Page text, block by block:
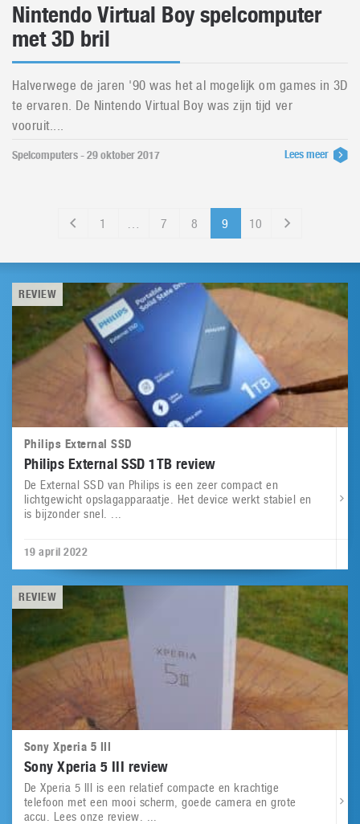
Nintendo Virtual Boy spelcomputer
met 3D bril
Halverwege de jaren '90 was het al mogelijk om games in 3D
te ervaren. De Nintendo Virtual Boy was zijn tijd ver
vooruit....
Spelcomputers - 29 oktober 2017 Lees meer
1 … 7 8 9 10
REVIEW
Philips External SSD
Philips External SSD 1TB review
De External SSD van Philips is een zeer compact en
lichtgewicht opslagapparaatje. Het device werkt stabiel en
is bijzonder snel. ...
19 april 2022
REVIEW
Sony Xperia 5 III
Sony Xperia 5 III review
De Xperia 5 III is een relatief compacte en krachtige
telefoon met een mooi scherm, goede camera en grote
accu. Lees onze review. ...